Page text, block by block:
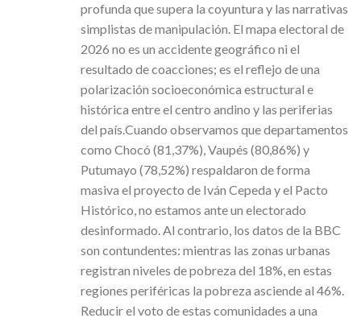
profunda que supera la coyuntura y las narrativas
simplistas de manipulación. El mapa electoral de
2026 no es un accidente geográfico ni el
resultado de coacciones; es el reflejo de una
polarización socioeconómica estructural e
histórica entre el centro andino y las periferias
del país.Cuando observamos que departamentos
como Chocó (81,37%), Vaupés (80,86%) y
Putumayo (78,52%) respaldaron de forma
masiva el proyecto de Iván Cepeda y el Pacto
Histórico, no estamos ante un electorado
desinformado. Al contrario, los datos de la BBC
son contundentes: mientras las zonas urbanas
registran niveles de pobreza del 18%, en estas
regiones periféricas la pobreza asciende al 46%.
Reducir el voto de estas comunidades a una